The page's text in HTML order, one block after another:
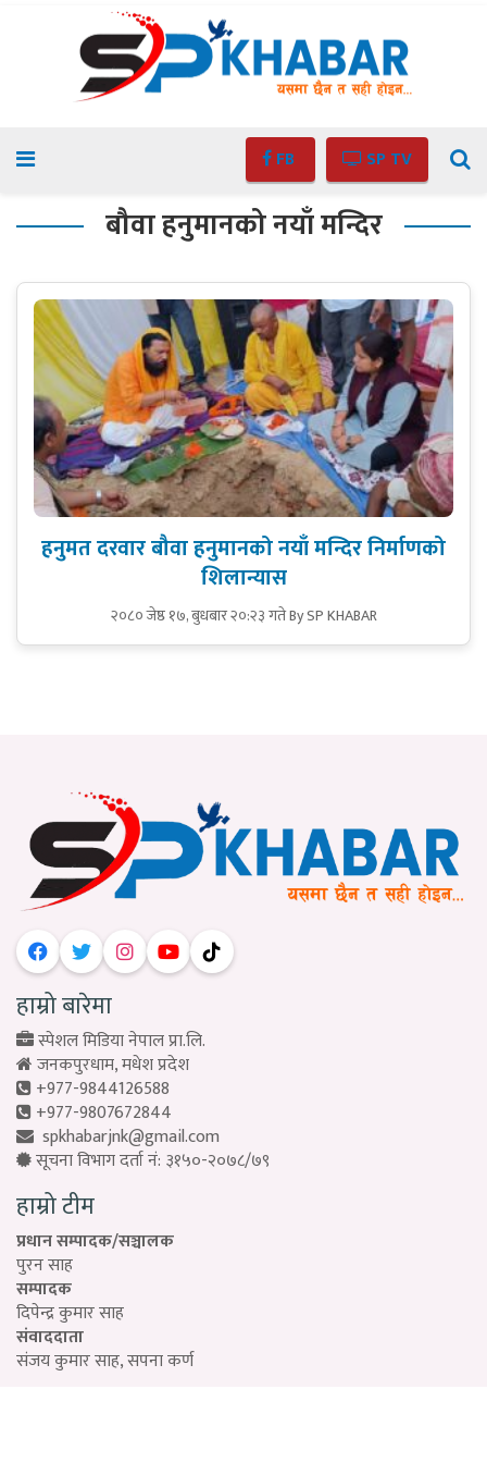
FB SP TV
बौवा हनुमानको नयाँ मन्दिर
हनुमत दरवार बौवा हनुमानको नयाँ मन्दिर निर्माणको
शिलान्यास
२०८० जेष्ठ १७, बुधबार २०:२३ गतेBy SP KHABAR
हाम्रो बारेमा
स्पेशल मिडिया नेपाल प्रा.लि.
जनकपुरधाम, मधेश प्रदेश
+977-9844126588
+977-9807672844
spkhabarjnk@gmail.com
सूचना विभाग दर्ता नं: ३१५०-२०७८/७९
हाम्रो टीम
प्रधान सम्पादक/सञ्चालक
पुरन साह
सम्पादक
दिपेन्द्र कुमार साह
संवाददाता
संजय कुमार साह, सपना कर्ण